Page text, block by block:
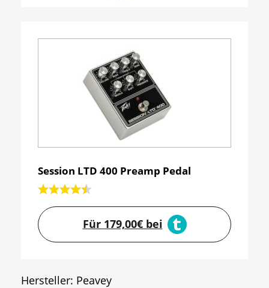
Session LTD 400 Preamp Pedal
Für 179,00€ bei
Hersteller: Peavey